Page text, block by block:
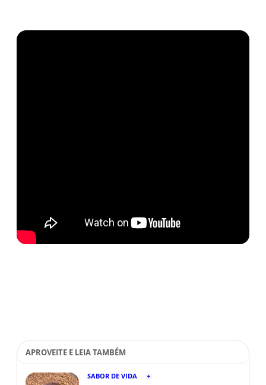
APROVEITE E LEIA TAMBÉM
SABOR DE VIDA